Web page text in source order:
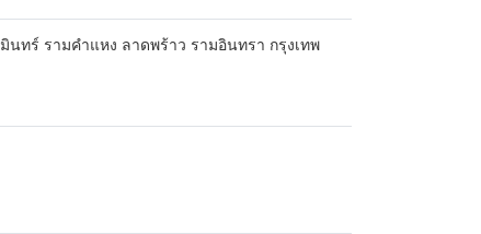
ทร์ รามคำแหง ลาดพร้าว รามอินทรา กรุงเทพ